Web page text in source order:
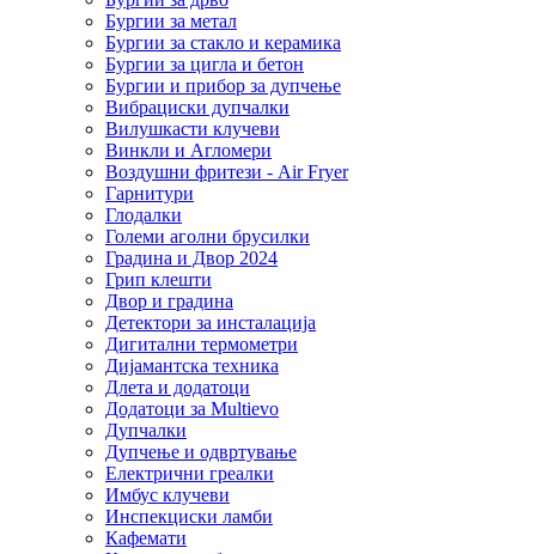
Бургии за метал
Бургии за стакло и керамика
Бургии за цигла и бетон
Бургии и прибор за дупчење
Вибрациски дупчалки
Вилушкасти клучеви
Винкли и Агломери
Воздушни фритези - Air Fryer
Гарнитури
Глодалки
Големи аголни брусилки
Градина и Двор 2024
Грип клешти
Двор и градина
Детектори за инсталација
Дигитални термометри
Дијамантска техника
Длета и додатоци
Додатоци за Multievo
Дупчалки
Дупчење и одвртување
Електрични греалки
Имбус клучеви
Инспекциски ламби
Кафемати